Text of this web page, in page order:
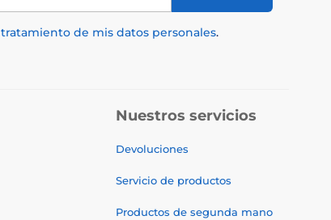
tratamiento de mis datos personales.
Nuestros servicios
Devoluciones
Servicio de productos
Productos de segunda mano